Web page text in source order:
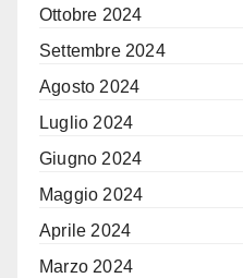
Ottobre 2024
Settembre 2024
Agosto 2024
Luglio 2024
Giugno 2024
Maggio 2024
Aprile 2024
Marzo 2024